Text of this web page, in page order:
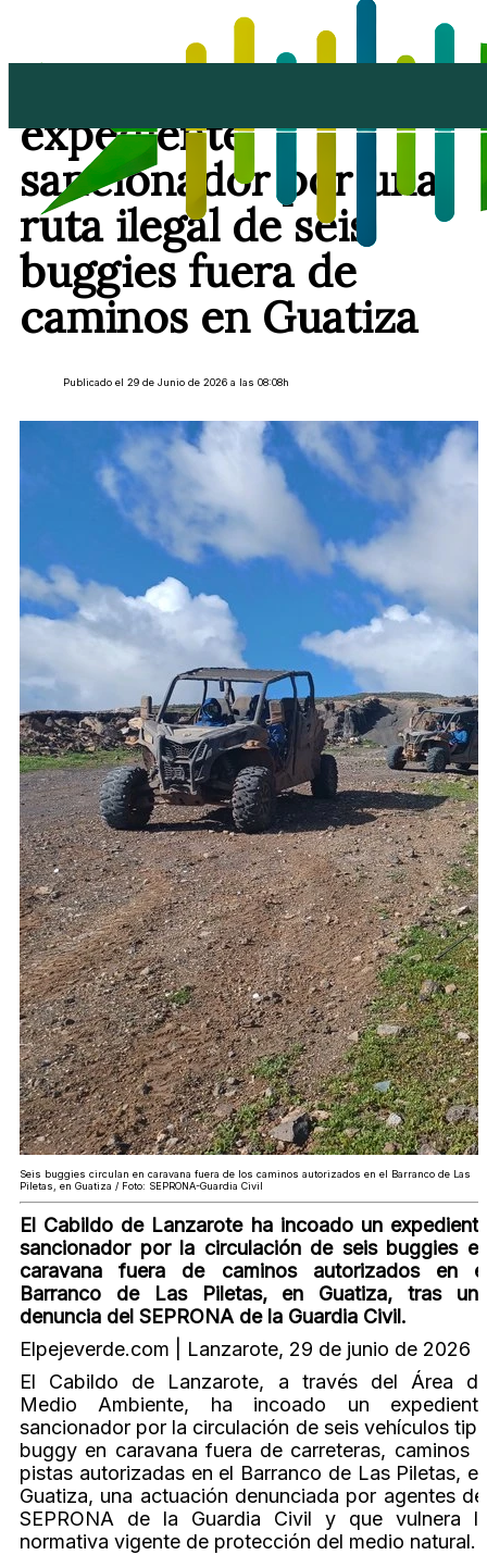
expediente
sancionador por una
ruta ilegal de seis
buggies fuera de
caminos en Guatiza
Publicado el 29 de Junio de 2026 a las 08:08h
Seis buggies circulan en caravana fuera de los caminos autorizados en el Barranco de Las
Piletas, en Guatiza / Foto: SEPRONA-Guardia Civil
El Cabildo de Lanzarote ha incoado un
sancionador por la circulación de seis buggies
caravana fuera de caminos autorizados en
Barranco de Las Piletas, en Guatiza, tras
denuncia del SEPRONA de la Guardia Civil.
Elpejeverde.com | Lanzarote, 29 de junio de 2026
El Cabildo de Lanzarote, a través del Área
Medio Ambiente, ha incoado un
sancionador por la circulación de seis vehículos
buggy en caravana fuera de carreteras, caminos
pistas autorizadas en el Barranco de Las Piletas,
Guatiza, una actuación denunciada por agentes
SEPRONA de la Guardia Civil y que vulnera
normativa vigente de protección del medio natural.